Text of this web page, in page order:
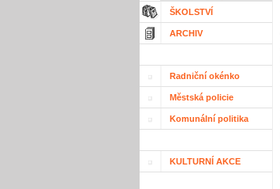
ŠKOLSTVÍ
ARCHIV
Radniční okénko
Městská policie
Komunální politika
KULTURNÍ AKCE